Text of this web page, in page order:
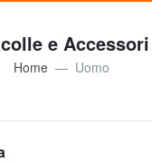
e
Home Uomo